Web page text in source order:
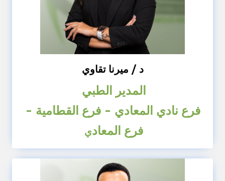
د / ميرنا تقاوي
المدير الطبي
فرع نادي المعادي - فرع القطامية -
فرع المعادي